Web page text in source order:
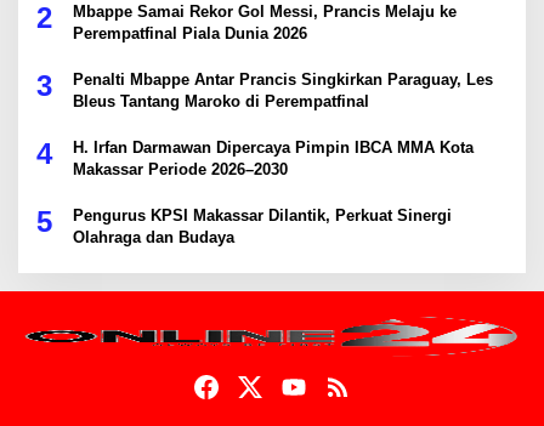
2
Mbappe Samai Rekor Gol Messi, Prancis Melaju ke
Perempatfinal Piala Dunia 2026
3
Penalti Mbappe Antar Prancis Singkirkan Paraguay, Les
Bleus Tantang Maroko di Perempatfinal
4
H. Irfan Darmawan Dipercaya Pimpin IBCA MMA Kota
Makassar Periode 2026–2030
5
Pengurus KPSI Makassar Dilantik, Perkuat Sinergi
Olahraga dan Budaya